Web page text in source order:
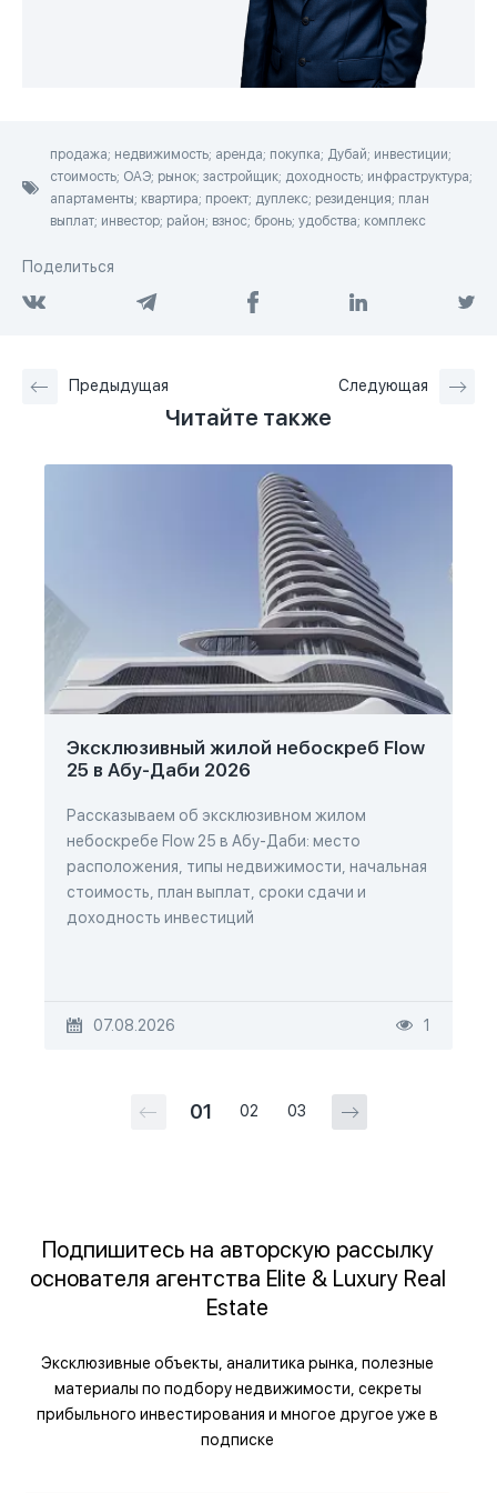
продажа; недвижимость; аренда; покупка; Дубай; инвестиции;
стоимость; ОАЭ; рынок; застройщик; доходность; инфраструктура;
апартаменты; квартира; проект; дуплекс; резиденция; план
выплат; инвестор; район; взнос; бронь; удобства; комплекс
Поделиться
Предыдущая Следующая
Читайте также
Эксклюзивный жилой небоскреб Flow
25 в Абу-Даби 2026
Рассказываем об эксклюзивном жилом
небоскребе Flow 25 в Абу-Даби: место
расположения, типы недвижимости, начальная
стоимость, план выплат, сроки сдачи и
доходность инвестиций
07.08.2026 1
01 02 03
Подпишитесь на авторскую рассылку
основателя агентства Elite & Luxury Real
Estate
Эксклюзивные объекты, аналитика рынка, полезные
материалы по подбору недвижимости, секреты
прибыльного инвестирования и многое другое уже в
подписке